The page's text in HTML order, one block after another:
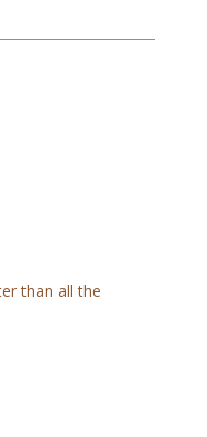
than all the